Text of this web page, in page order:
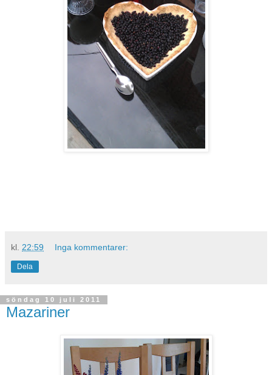
kl. 22:59 Inga kommentarer:
Dela
söndag 10 juli 2011
Mazariner